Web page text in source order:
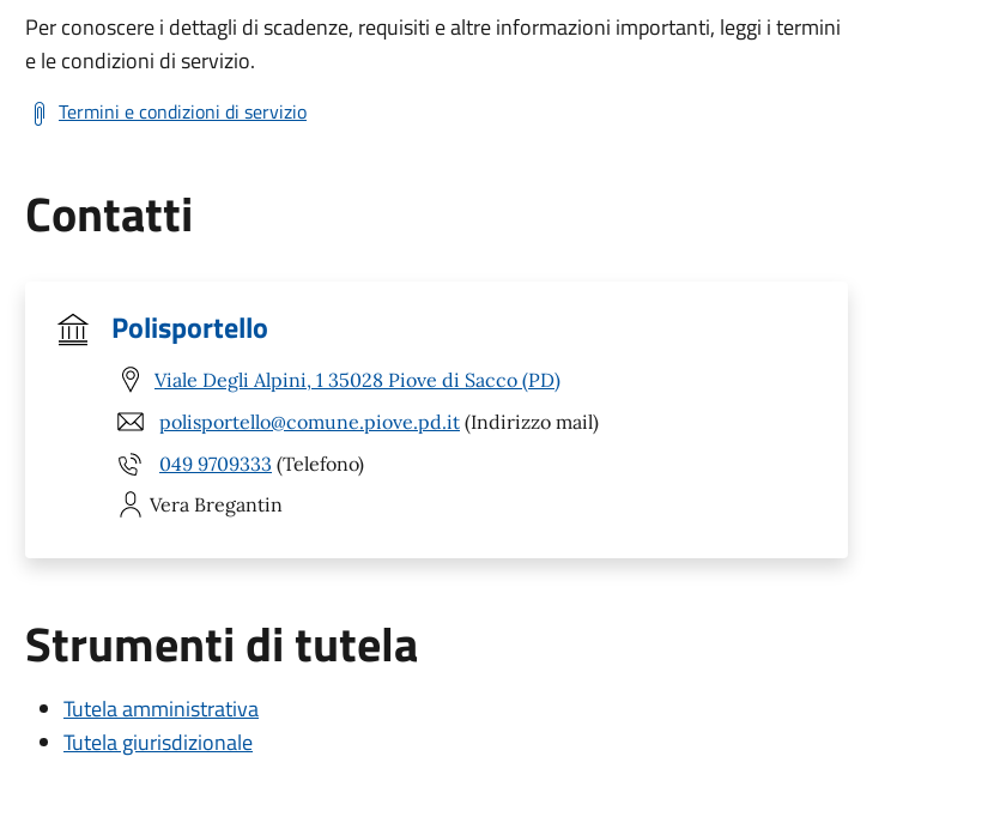
Per conoscere i dettagli di scadenze, requisiti e altre informazioni importanti, leggi i termini
e le condizioni di servizio.
Termini e condizioni di servizio
Contatti
Polisportello
Viale Degli Alpini, 1 35028 Piove di Sacco (PD)
polisportello@comune.piove.pd.it (Indirizzo mail)
049 9709333 (Telefono)
Vera Bregantin
Strumenti di tutela
Tutela amministrativa
Tutela giurisdizionale